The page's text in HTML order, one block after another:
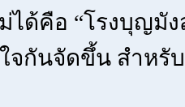
ได้คือ “โรงบุญมั
จกันจัดขึ้น สำหรั